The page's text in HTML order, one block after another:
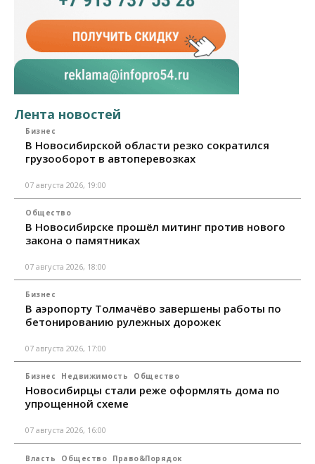
Лента новостей
Бизнес
В Новосибирской области резко сократился
грузооборот в автоперевозках
07 августа 2026, 19:00
Общество
В Новосибирске прошёл митинг против нового
закона о памятниках
07 августа 2026, 18:00
Бизнес
В аэропорту Толмачёво завершены работы по
бетонированию рулежных дорожек
07 августа 2026, 17:00
Бизнес Недвижимость Общество
Новосибирцы стали реже оформлять дома по
упрощенной схеме
07 августа 2026, 16:00
Власть Общество Право&Порядок